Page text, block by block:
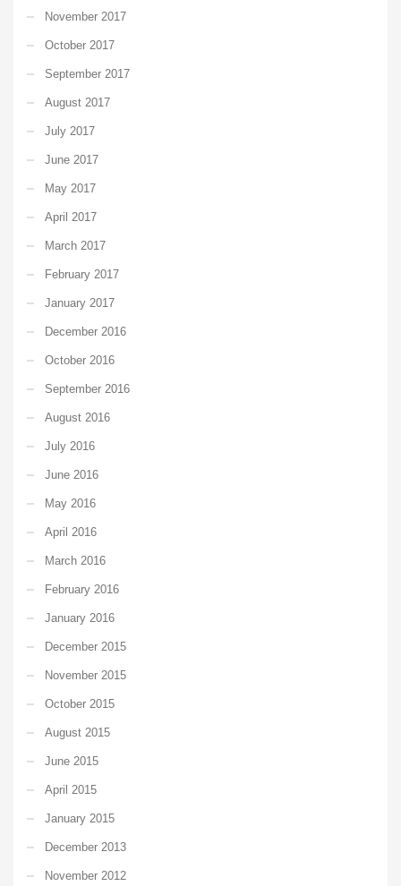
November 2017
October 2017
September 2017
August 2017
July 2017
June 2017
May 2017
April 2017
March 2017
February 2017
January 2017
December 2016
October 2016
September 2016
August 2016
July 2016
June 2016
May 2016
April 2016
March 2016
February 2016
January 2016
December 2015
November 2015
October 2015
August 2015
June 2015
April 2015
January 2015
December 2013
November 2012